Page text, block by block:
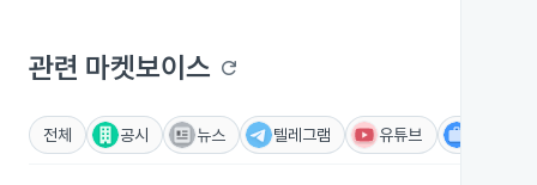
관련 마켓보이스 refresh
전체 공시 뉴스 텔레그램 유튜브